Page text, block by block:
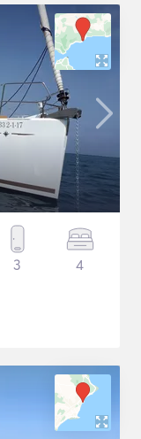
3 4